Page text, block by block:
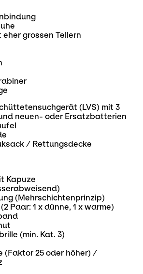
grossen Tellern
(LVS) mit 3
neuen- oder Ersatzbatterien
/ Rettungsdecke
Kapuze
(Mehrschichtenprinzip)
Paar: 1 x dünne, 1 x warme)
(min. Kat. 3)
(Faktor 25 oder höher) /